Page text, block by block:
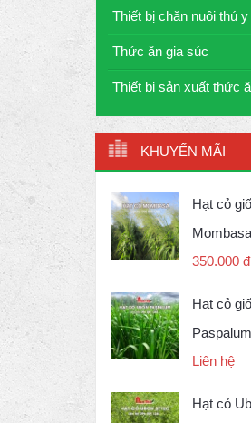
Thiết bị chăn nuôi thú y
Thức ăn gia súc
Thiết bị sản xuất thức
KHUYẾN MÃI
Hạt cỏ
Mombasa
350.000 đ
Hạt cỏ
Paspalum
Liên hệ
Hạt cỏ